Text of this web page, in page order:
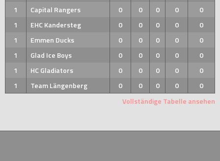
1
Capital Rangers 0 0 0 0
0
1
EHC Kandersteg 0 0 0 0
0
1
Emmen Ducks 0 0 0 0
0
1
Glad Ice Boys 0 0 0 0
0
1
HC Gladiators 0 0 0 0
0
1
Team Längenberg 0 0 0 0
0
Vollständige Tabelle ansehen